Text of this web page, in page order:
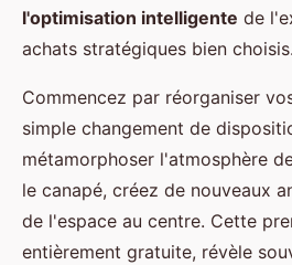
l'optimisation intelligente de
achats stratégiques bien choisis.
Commencez par réorganiser
simple changement de
métamorphoser l'atmosphère
le canapé, créez de nouveaux
de l'espace au centre. Cette
entièrement gratuite, révèle